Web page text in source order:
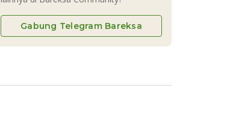
Gabung Telegram Bareksa